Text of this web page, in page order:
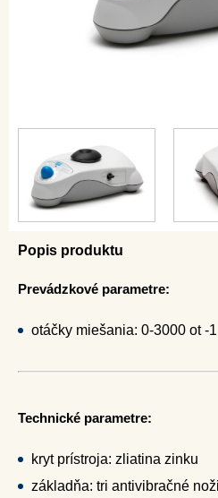
Popis produktu
Prevádzkové parametre:
otáčky miešania: 0-3000 ot -1
Technické parametre:
kryt prístroja: zliatina zinku
základňa: tri antivibračné